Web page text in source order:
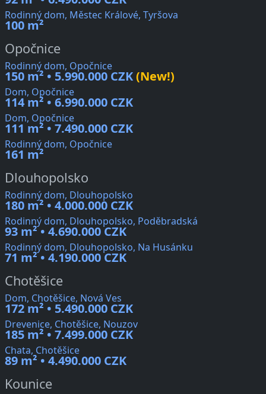
Rodinný dom, Městec Králové, Tyršova
100 m²
Opočnice
Rodinný dom, Opočnice
150 m² • 5.990.000 CZK(New!)
Dom, Opočnice
114 m² • 6.990.000 CZK
Dom, Opočnice
111 m² • 7.490.000 CZK
Rodinný dom, Opočnice
161 m²
Dlouhopolsko
Rodinný dom, Dlouhopolsko
180 m² • 4.000.000 CZK
Rodinný dom, Dlouhopolsko, Poděbradská
93 m² • 4.690.000 CZK
Rodinný dom, Dlouhopolsko, Na Husánku
71 m² • 4.190.000 CZK
Chotěšice
Dom, Chotěšice, Nová Ves
172 m² • 5.490.000 CZK
Drevenice, Chotěšice, Nouzov
185 m² • 7.499.000 CZK
Chata, Chotěšice
89 m² • 4.490.000 CZK
Kounice